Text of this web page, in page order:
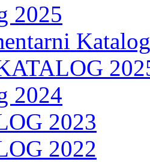
2025
Katalog
2024
2023
2022